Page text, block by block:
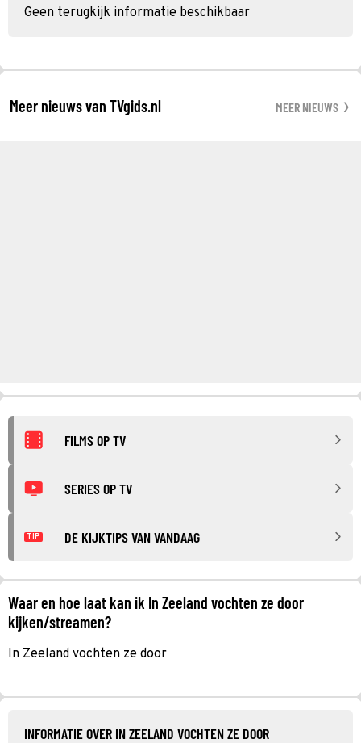
Geen terugkijk informatie beschikbaar
Meer nieuws van TVgids.nl MEER NIEUWS
FILMS OP TV
SERIES OP TV
TIP DE KIJKTIPS VAN VANDAAG
Waar en hoe laat kan ik In Zeeland vochten ze door
kijken/streamen?
In Zeeland vochten ze door
INFORMATIE OVER IN ZEELAND VOCHTEN ZE DOOR